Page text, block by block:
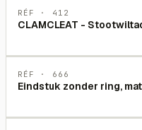
RÉF · 412
CLAMCLEAT -
RÉF · 666
Eindstuk zonder ring,